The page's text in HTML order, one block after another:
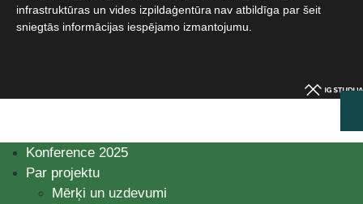
infrastruktūras un vides izpildaģentūra nav atbildīga par šeit
sniegtās informācijas iespējamo izmantojumu.​
Konference 2025
Par projektu
Mērķi un uzdevumi